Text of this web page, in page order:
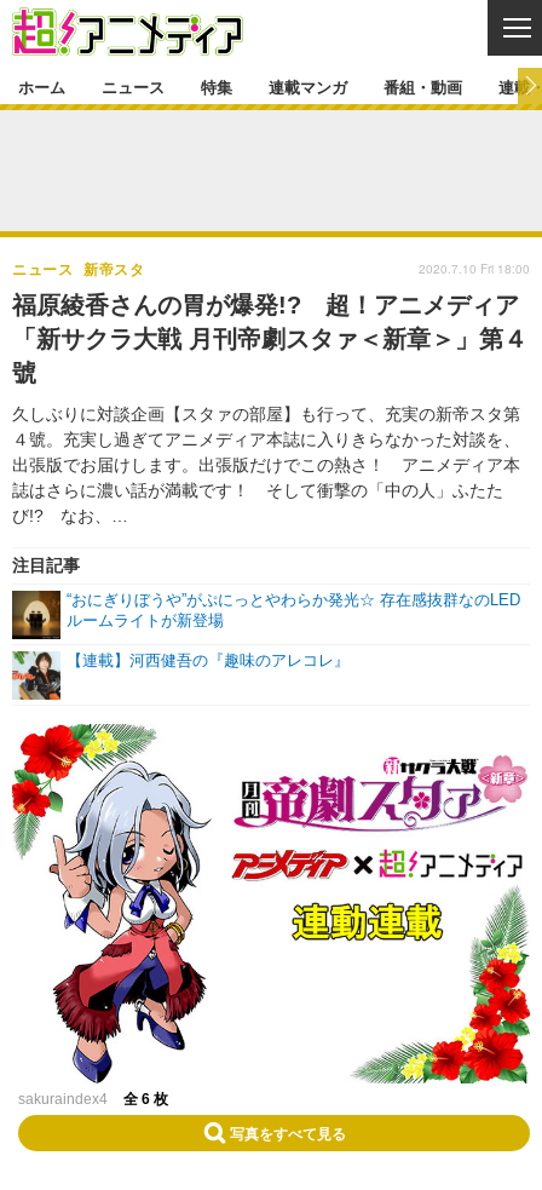
ゲーム・アプリ マンガ
グッズ イベント
舞台 新帝スタ
特集一覧 カバー
ラキりす
連載マンガ
連載マンガ一覧
番組・動画
番組・動画一覧 ラジオ
連載・ブログ
編集部ブログ・お知らせ
ホーム ニュース 特集 連載マンガ 番組・動画 連載
福原綾香さんの胃が爆発!? 超！アニメディア
「新サクラ大戦 月刊帝劇スタァ＜新章＞」第４
號
久しぶりに対談企画【スタァの部屋】も行って、充実の新帝スタ第
４號。充実し過ぎてアニメディア本誌に入りきらなかった対談を、
出張版でお届けします。出張版だけでこの熱さ！ アニメディア本
誌はさらに濃い話が満載です！ そして衝撃の「中の人」ふたた
び!? なお、…
ニュース 新帝スタ
注目記事
“おにぎりぼうや”がぷにっとやわらか発光☆ 存在感抜群なのLED
ルームライトが新登場
【連載】河西健吾の『趣味のアレコレ』
2020.7.10 Fri 18:00
sakuraindex4 全 6 枚
写真をすべて見る